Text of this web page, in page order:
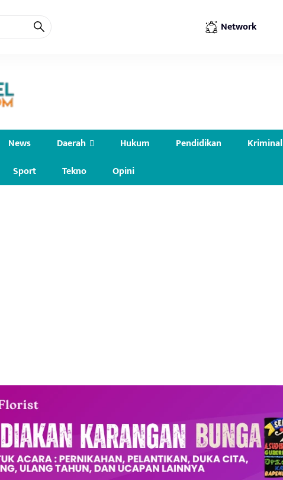
Network
News Daerah Hukum Pendidikan Kriminal
Sport Tekno Opini